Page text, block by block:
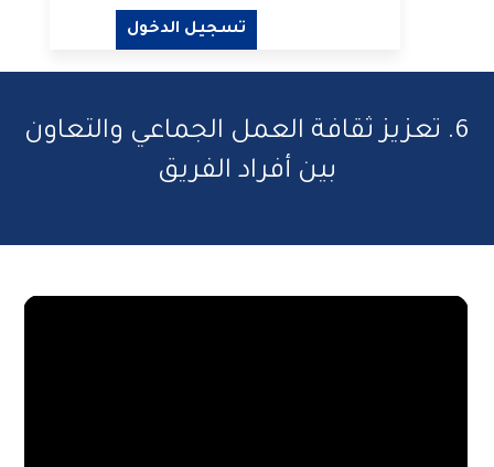
تسجيل الدخول
6. تعزيز ثقافة العمل الجماعي والتعاون
بين أفراد الفريق